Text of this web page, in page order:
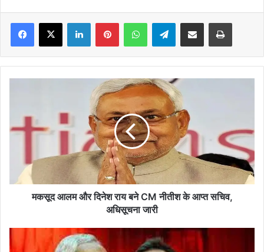
Facebook
X LinkedInPinterestWhatsAppTelegramShare via Email Print
राय
नीतीश
के
मकसूद आलम और दिनेश राय बने CM नीतीश के आप्त सचिव,
अधिसूचना जारी
के